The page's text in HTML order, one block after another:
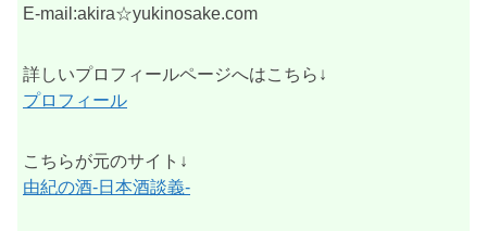
E-mail:akira☆yukinosake.com
詳しいプロフィールページへはこちら↓
プロフィール
こちらが元のサイト↓
由紀の酒-日本酒談義-